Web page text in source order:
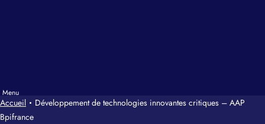
Accueil
Développement de technologies innovantes critiques – AAP
Bpifrance